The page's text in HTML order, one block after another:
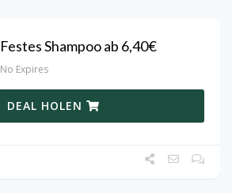
Festes Shampoo ab 6,40€
No Expires
DEAL HOLEN